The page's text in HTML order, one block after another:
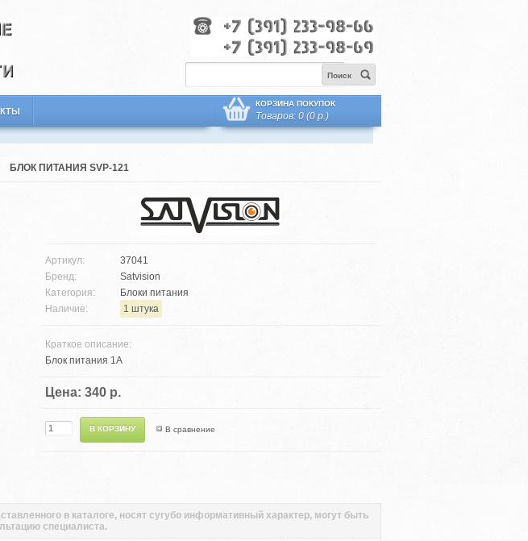
Поиск
КОРЗИНА ПОКУПОК
Товаров: 0 (0 р.)
БЛОК ПИТАНИЯ SVP-121
Артикул:
37041
Бренд:
Satvision
Категория:
Блоки питания
Наличие:
1 штука
Краткое описание:
Блок питания 1А
Цена: 340 р.
В сравнение
в каталоге, носят сугубо информативный характер, могут быть
специалиста.